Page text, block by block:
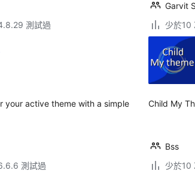
測試過
Garvit
少於10
your active theme with a simple
測試過
Child My
Bss
少於10